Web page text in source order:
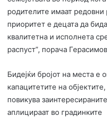
родителите имаат
приоритет е децата да
квалитетна и исполнета
распуст”, порача
Бидејќи бројот на места е
капацитетите на
повикува
аплицираат во градинките